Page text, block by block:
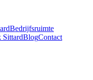
Bedrijfsruimte
SittardBlogContact